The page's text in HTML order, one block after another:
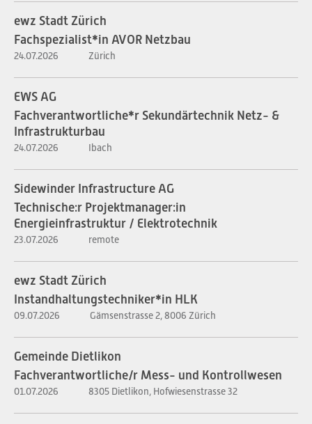
ewz Stadt Zürich
Fachspezialist*in AVOR Netzbau
24.07.2026 Zürich
EWS AG
Fachverantwortliche*r Sekundärtechnik Netz- &
Infrastrukturbau
24.07.2026 Ibach
Sidewinder Infrastructure AG
Technische:r Projektmanager:in
Energieinfrastruktur / Elektrotechnik
23.07.2026 remote
ewz Stadt Zürich
Instandhaltungstechniker*in HLK
09.07.2026 Gämsenstrasse 2, 8006 Zürich
Gemeinde Dietlikon
Fachverantwortliche/r Mess- und Kontrollwesen
01.07.2026 8305 Dietlikon, Hofwiesenstrasse 32